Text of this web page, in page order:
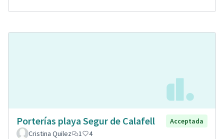
Porterías playa Segur de Calafell
Acceptada
Cristina Quilez
1 4